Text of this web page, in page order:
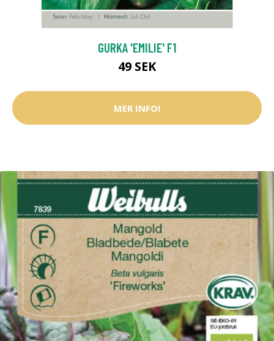
GURKA 'EMILIE' F1
49 SEK
MER INFO!